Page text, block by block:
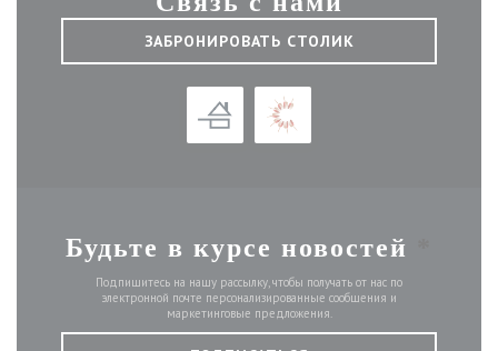
ЗАБРОНИРОВАТЬ СТОЛИК
Будьте в курсе новостей
Подпишитесь на нашу рассылку, чтобы получать от нас по
электронной почте персонализированные сообщения и
маркетинговые предложения.